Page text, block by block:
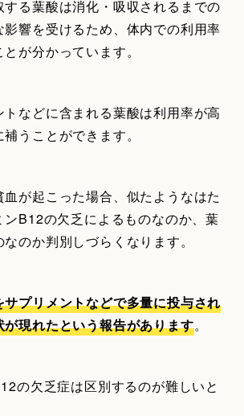
する葉酸は消化・吸収されるまでの
響を受けるため、体内での利用率
が分かっています。
などに含まれる葉酸は利用率が高
うことができます。
が起こった場合、似たようなはた
ンB12の欠乏によるものなのか、葉
のか判別しづらくなります。
サプリメントなどで多量に投与され
現れたという報告があります。
の欠乏症は区別するのが難しいと